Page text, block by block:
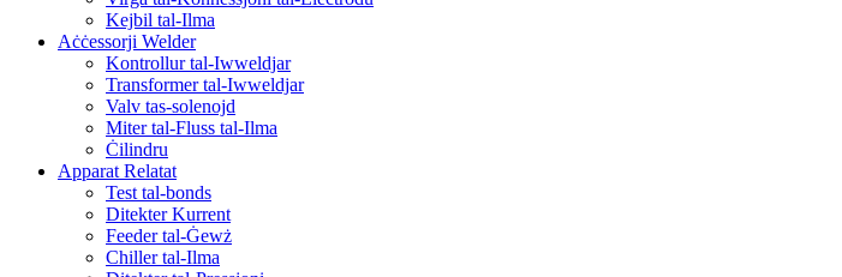
Kejbil tal-Ilma
Aċċessorji Welder
Kontrollur tal-Iwweldjar
Transformer tal-Iwweldjar
Valv tas-solenojd
Miter tal-Fluss tal-Ilma
Ċilindru
Apparat Relatat
Test tal-bonds
Ditekter Kurrent
Feeder tal-Ġewż
Chiller tal-Ilma